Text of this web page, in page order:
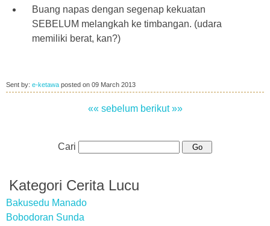
Buang napas dengan segenap kekuatan
SEBELUM melangkah ke timbangan. (udara
memiliki berat, kan?)
Sent by: e-ketawa posted on 09 March 2013
«« sebelum berikut »»
Cari
Kategori Cerita Lucu
Bakusedu Manado
Bobodoran Sunda